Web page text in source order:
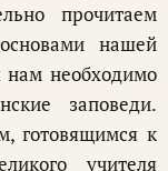
прочитаем
нашей
нам необходимо
заповеди.
готовящимся к
учителя